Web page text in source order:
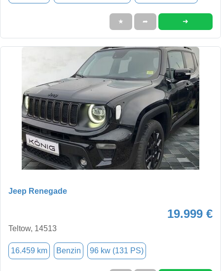
★ ➦ ➜
Jeep Renegade
19.999 €
Teltow, 14513
16.459 km Benzin 96 kw (131 PS)